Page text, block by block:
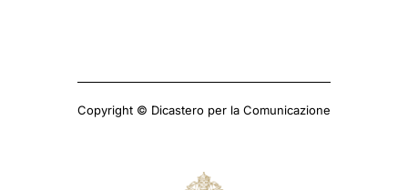
Copyright © Dicastero per la Comunicazione